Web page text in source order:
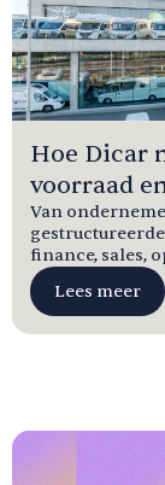
Hoe Dicar
voorraad
Van
finance, sales,
Lees meer